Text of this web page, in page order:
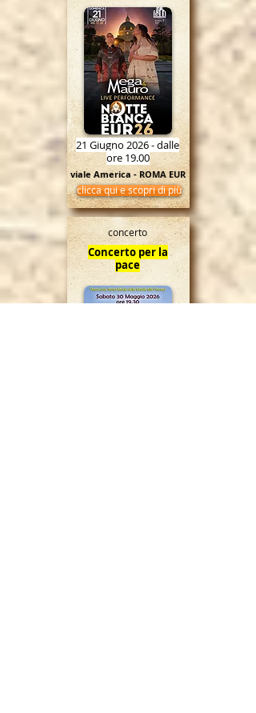
21 Giugno 2026 - dalle
ore 19.00
viale America - ROMA EUR
clicca qui e scopri di più
concerto
Concerto per la
pace